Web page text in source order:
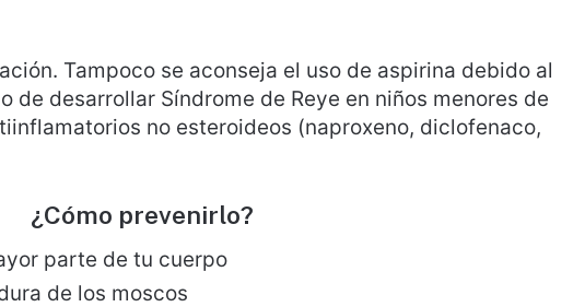
Tampoco se aconseja el uso de aspirina debido al
de desarrollar Síndrome de Reye en niños menores de
no esteroideos (naproxeno, diclofenaco,
¿Cómo prevenirlo?
parte de tu cuerpo
de los moscos